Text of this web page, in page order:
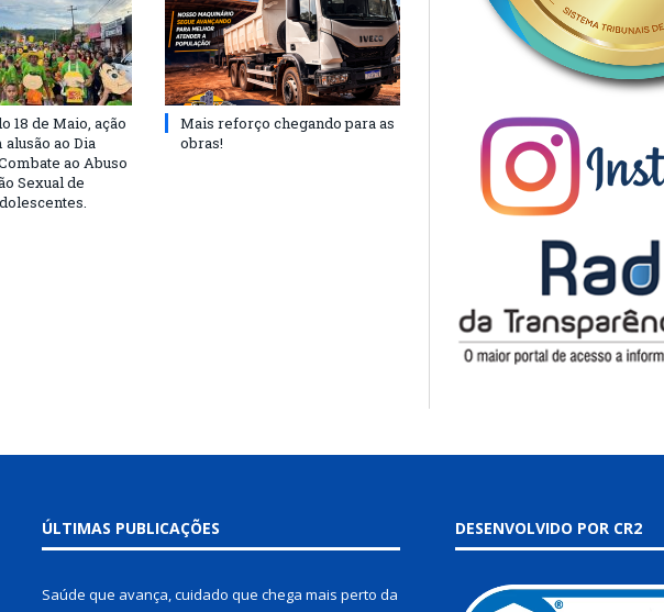
18 de Maio, ação
ao Dia
ao Abuso
Sexual de
Mais reforço chegando para as
obras!
ÚLTIMAS PUBLICAÇÕES
Saúde que avança, cuidado que chega mais perto da
DESENVOLVIDO POR CR2